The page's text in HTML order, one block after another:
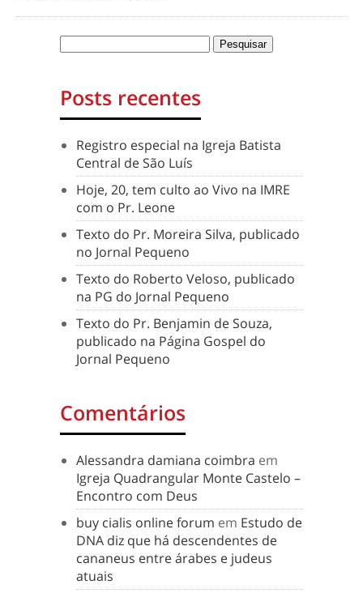
Posts recentes
Registro especial na Igreja Batista
Central de São Luís
Hoje, 20, tem culto ao Vivo na IMRE
com o Pr. Leone
Texto do Pr. Moreira Silva, publicado
no Jornal Pequeno
Texto do Roberto Veloso, publicado
na PG do Jornal Pequeno
Texto do Pr. Benjamin de Souza,
publicado na Página Gospel do
Jornal Pequeno
Comentários
Alessandra damiana coimbra em
Igreja Quadrangular Monte Castelo –
Encontro com Deus
buy cialis online forum em Estudo de
DNA diz que há descendentes de
cananeus entre árabes e judeus
atuais